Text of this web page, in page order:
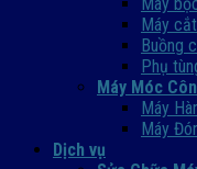
Máy
Buồng
Phụ
Máy Móc
Máy
Máy
Dịch vụ